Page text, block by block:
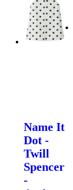
Name It
Dot -
Twill
Spencer
-